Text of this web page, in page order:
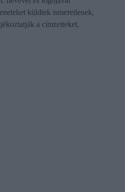
küldtek ismeretlenek,
a címzetteket,